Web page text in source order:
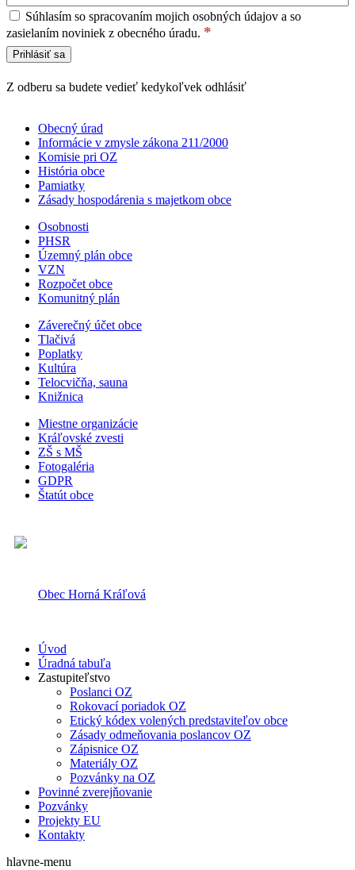
Súhlasím so spracovaním mojich osobných údajov a so
zasielaním noviniek z obecného úradu. *
Z odberu sa budete vedieť kedykoľvek odhlásiť
Obecný úrad
Informácie v zmysle zákona 211/2000
Komisie pri OZ
História obce
Pamiatky
Zásady hospodárenia s majetkom obce
Osobnosti
PHSR
Územný plán obce
VZN
Rozpočet obce
Komunitný plán
Záverečný účet obce
Tlačivá
Poplatky
Kultúra
Telocvičňa, sauna
Knižnica
Miestne organizácie
Kráľovské zvesti
ZŠ s MŠ
Fotogaléria
GDPR
Štatút obce
Obec Horná Kráľová
Úvod
Úradná tabuľa
Zastupiteľstvo
Poslanci OZ
Rokovací poriadok OZ
Etický kódex volených predstaviteľov obce
Zásady odmeňovania poslancov OZ
Zápisnice OZ
Materiály OZ
Pozvánky na OZ
Povinné zverejňovanie
Pozvánky
Projekty EU
Kontakty
hlavne-menu